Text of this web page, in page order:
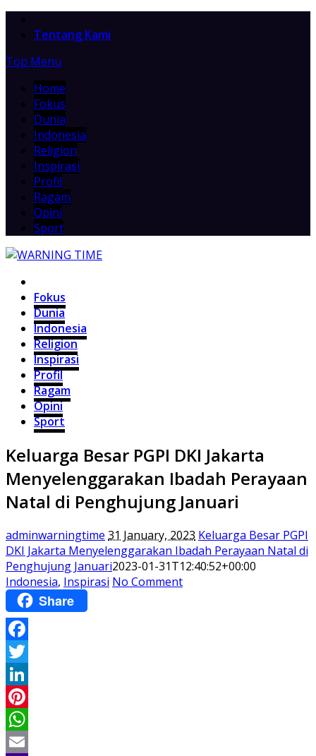
Tentang Kami
Top Menu
Home
Fokus
Dunia
Indonesia
Religion
Inspirasi
Profil
Ragam
Opini
Sport
Fokus
Dunia
Indonesia
Religion
Inspirasi
Profil
Ragam
Opini
Sport
Keluarga Besar PGPI DKI Jakarta
Menyelenggarakan Ibadah Perayaan
Natal di Penghujung Januari
adminwarningtime 31 January, 2023 Keluarga Besar PGPI
DKI Jakarta Menyelenggarakan Ibadah Perayaan Natal di
Penghujung Januari2023-01-31T12:40:52+00:00
Indonesia, Inspirasi No Comment
Share
Facebook
Twitter
LinkedIn
Pinterest
WhatsApp